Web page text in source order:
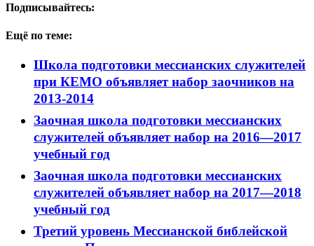
Подписывайтесь:
Ещё по теме:
Школа подготовки мессианских служителей
при КЕМО объявляет набор заочников на
2013-2014
Заочная школа подготовки мессианских
служителей объявляет набор на 2016—2017
учебный год
Заочная школа подготовки мессианских
служителей объявляет набор на 2017—2018
учебный год
Третий уровень Мессианской библейской